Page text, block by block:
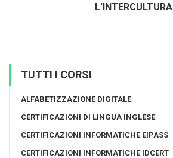
L'INTERCULTURA
TUTTI I CORSI
ALFABETIZZAZIONE DIGITALE
CERTIFICAZIONI DI LINGUA INGLESE
CERTIFICAZIONI INFORMATICHE EIPASS
CERTIFICAZIONI INFORMATICHE IDCERT